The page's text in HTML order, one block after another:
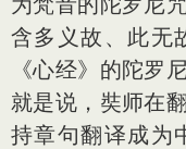
含多义故、此无
《心经》的陀罗
就是说，奘师在
持章句翻译成为